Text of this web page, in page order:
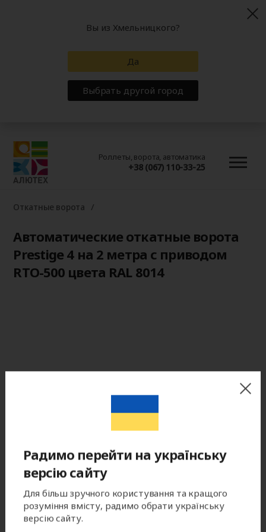
Роллеты, ворота, автоматика
+38 (067) 110-33-25
Откатные ворота
Автоматические откатные ворота
Prestige 4 на 2 метра с приводом
RTO-500 цвета RAL 8014
Вы из Хмельницкого?
Да
Выбрать другой город
Радимо перейти на українську
версію сайту
Для більш зручного користування та кращого
розуміння вмісту, радимо обрати українську
версію сайту.